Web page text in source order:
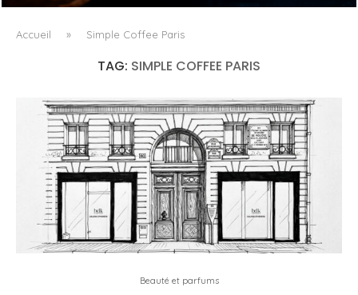
Accueil » Simple Coffee Paris
TAG: SIMPLE COFFEE PARIS
Beauté et parfums